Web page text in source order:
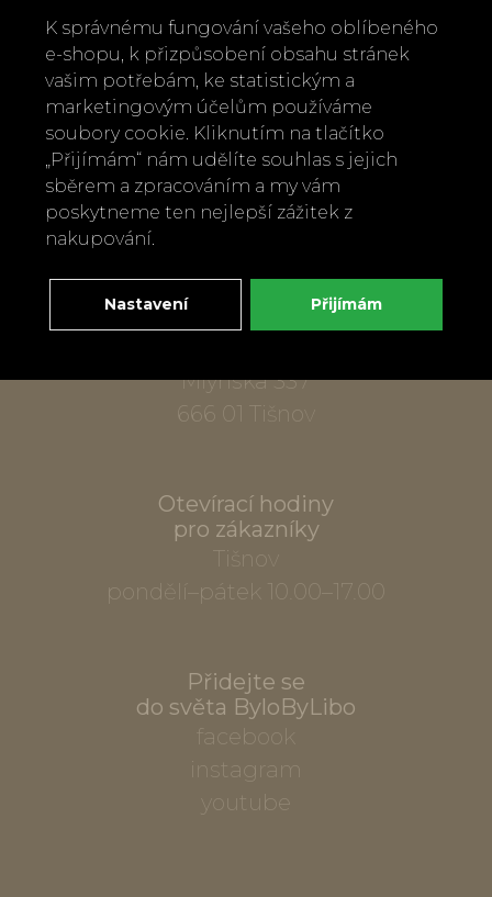
Zavolejte nám
+420 737 886 915
Napište nám
info@bylobylibo.cz
Setkejme se:
Mlýnská 337
666 01 Tišnov
Otevírací hodiny
pro zákazníky
Tišnov
pondělí–pátek 10.00–17.00
Přidejte se
do světa ByloByLibo
facebook
instagram
youtube
K správnému fungování vašeho oblíbeného
e-shopu, k přizpůsobení obsahu stránek
vašim potřebám, ke statistickým a
marketingovým účelům používáme
soubory cookie. Kliknutím na tlačítko
„Přijímám“ nám udělíte souhlas s jejich
sběrem a zpracováním a my vám
poskytneme ten nejlepší zážitek z
nakupování.
Nastavení Přijímám